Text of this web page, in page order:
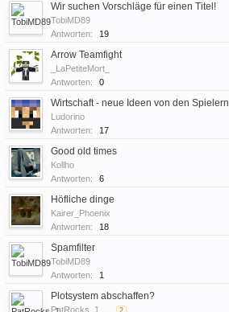
Wir suchen Vorschläge für einen Titel!
TobiMD89
Antworten:
19
Arrow Teamfight
_LaPetiteMort_
Antworten:
0
Wirtschaft - neue Ideen von den Spielern
Ludorino
Antworten:
17
Good old times
Kollho
Antworten:
6
Höfliche dinge
Kairer_Phoenix
Antworten:
18
Spamfilter
TobiMD89
Antworten:
1
Plotsystem abschaffen?
PatRocks_1 ... 2